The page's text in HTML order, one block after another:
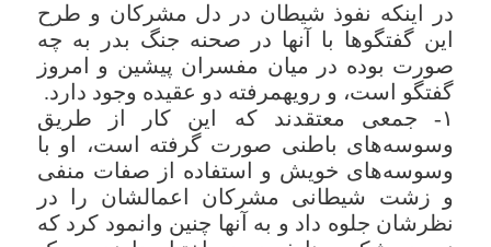
در اینکه نفوذ شیطان در دل مشرکان و طرح
این گفتگوها با آنها در صحنه جنگ بدر به چه
صورت بوده در میان مفسران پیشین و امروز
گفتگو است، و رویهمرفته دو عقیده وجود دارد.
۱- جمعى معتقدند که این کار از طریق
وسوسه‌هاى باطنى صورت گرفته است، او با
وسوسه‌هاى خویش و استفاده از صفات منفى
و زشت شیطانى مشرکان اعمالشان را در
نظرشان جلوه داد و به آنها چنین وانمود کرد که